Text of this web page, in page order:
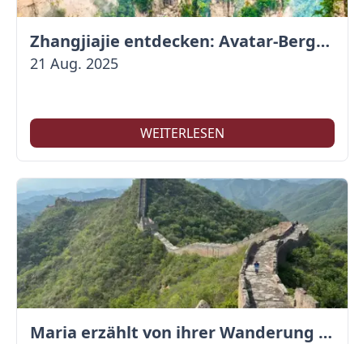
Zhangjiajie entdecken: Avatar-Berge & Altstadt von Fenghuang
21 Aug. 2025
WEITERLESEN
Maria erzählt von ihrer Wanderung auf der Großen Mauer